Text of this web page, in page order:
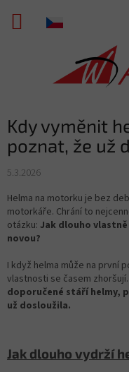
obsah
NÁKUPNÍ
Kdy vyměnit
poznat, že už
5.3.2026
Helma na motorku je bez
motorkáře. Chrání to
otázku: Jak dlouho vlastně
novou?
I když helma může na první
vlastnosti se časem
doporučené stáří helmy,
už dosloužila.
Jak dlouho vydrží